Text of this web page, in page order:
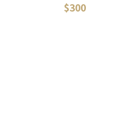
$300